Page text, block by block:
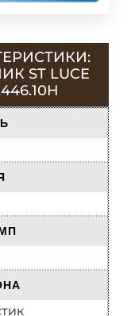
ST LUCE